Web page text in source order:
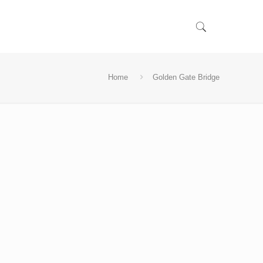
Home Golden Gate Bridge